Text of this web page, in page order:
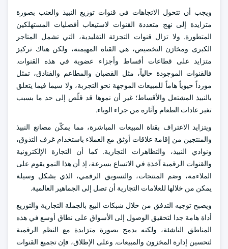
ويجب أن تتحول الاتجاهات في قنوات توزيع النبيذ والعنب بصورة
متزايدة إلى نهج متعددة القنوات لاستيعاب أفضليات المستهلكين
المتطورة. ولا تزال قنوات التجزئة التقليدية، التي تشمل المتاجر
الكبرى ومخازن التخصيص، هي القناة المهيمنة، ولكن هناك تركيز
متزايد على قطاعات أقساط وأجزاء عضوية في هذه القنوات.
فالقنوات الموجودة حالياً، مثل القضبان والمطاعم والفنادق، تمثل
مورداً حيوياً هاماً للمبيعات الموجهة نحو التجربة، ولا سيما فيما يتعلق
بالنبيذ المشتعل والأقساط؛ غير أن نموها قد قلّص إلى حد ما بسبب
تغير عادات الطعام وآثاره من جراء الوباء.
ويتزايد الاعتراف بقناة المبيعات المباشرة، مما يمكّن مصانع النبيذ
والمنتجين من إقامة علاقات أوثق مع العملاء باستخدام غرف التذوق،
ونوادي النبيذ، والتظاهرات التجارية. كما أن التجارة الإلكترونية
والقنوات الرقمية آخذة في الاتساع بسرعة، إذ أن هذا النمو يقوم على
الملاءمة، وضم المنتجات، والتسويق الرقمي، الذي يشكل وسيلة
يمكن من خلالها للعلامات التجارية أن تصل إلى الجماهير العالمية.
ويصبح توجيه التدفق من خلال شبكات البيع بالجملة التجارية والتوزيع
أداة هامة جدا لتحقيق الوصول إلى الأسواق على نطاق أوسع في هذه
المناطق الناشئة، ولكنه يدمج بصورة متزايدة مع النظم الرقمية
لتحسين إدارة المخزون والمبيعات. وعلى الإطلاق، فإن تجميع القنوات